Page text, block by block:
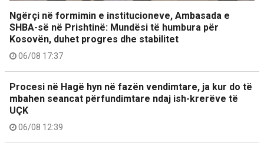
Ngërçi në formimin e institucioneve, Ambasada e
SHBA-së në Prishtinë: Mundësi të humbura për
Kosovën, duhet progres dhe stabilitet
06/08 17:37
Procesi në Hagë hyn në fazën vendimtare, ja kur do të
mbahen seancat përfundimtare ndaj ish-krerëve të
UÇK
06/08 12:39